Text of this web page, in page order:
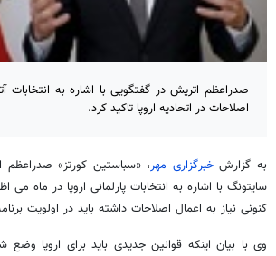
صدراعظم اتریش در گفتگویی با اشاره به انتخابات
اصلاحات در اتحادیه اروپا تاکید کرد.
به گزارشخبرگزاری مهر، «سباستین کورتز» صدراعظم
سایتونگ با اشاره به انتخابات پارلمانی اروپا در ماه می
کنونی نیاز به اعمال اصلاحات داشته باید در اولویت
وی با بیان اینکه قوانین جدیدی باید برای اروپا وضع